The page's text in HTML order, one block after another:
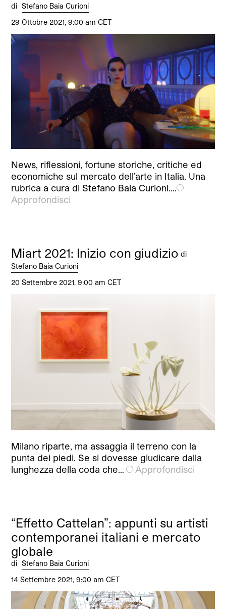
di Stefano Baia Curioni
29 Ottobre 2021, 9:00 am CET
News, riflessioni, fortune storiche, critiche ed
economiche sul mercato dell’arte in Italia. Una
rubrica a cura di Stefano Baia Curioni.…
Approfondisci
Miart 2021: Inizio con giudizio di
Stefano Baia Curioni
20 Settembre 2021, 9:00 am CET
Milano riparte, ma assaggia il terreno con la
punta dei piedi. Se si dovesse giudicare dalla
lunghezza della coda che…
Approfondisci
“Effetto Cattelan”: appunti su artisti
contemporanei italiani e mercato
globale
di Stefano Baia Curioni
14 Settembre 2021, 9:00 am CET